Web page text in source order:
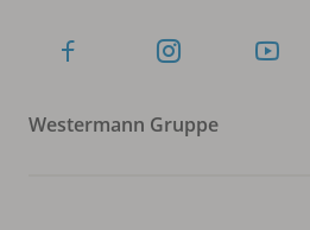
Westermann Gruppe